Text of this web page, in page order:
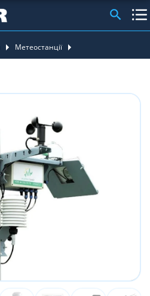
Метеостанції